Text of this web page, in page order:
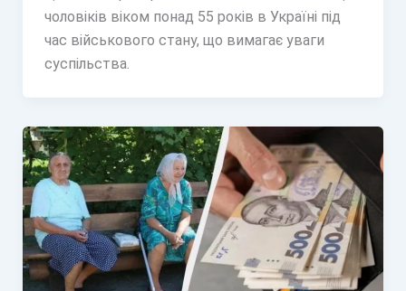
чоловіків віком понад 55 років в Україні під
час військового стану, що вимагає уваги
суспільства.